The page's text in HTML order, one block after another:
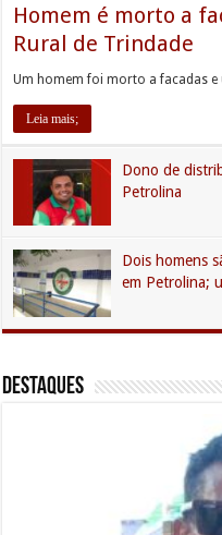
Homem é morto a
Rural de Trindade
Um homem foi morto a facadas
Leia mais;
Dono de
Petrolina
Dois homens
em Petrolina;
DESTAQUES